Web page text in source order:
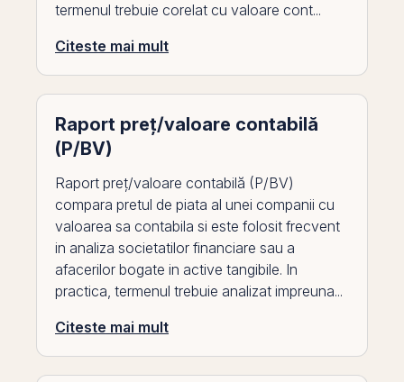
termenul trebuie corelat cu valoare cont...
Citeste mai mult
Raport preț/valoare contabilă
(P/BV)
Raport preț/valoare contabilă (P/BV)
compara pretul de piata al unei companii cu
valoarea sa contabila si este folosit frecvent
in analiza societatilor financiare sau a
afacerilor bogate in active tangibile. In
practica, termenul trebuie analizat impreuna...
Citeste mai mult